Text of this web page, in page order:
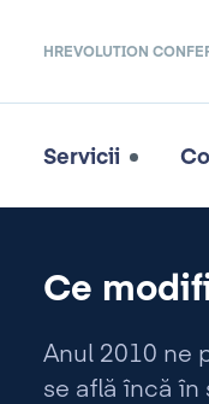
HREVOLUTION
Servicii
Ce
Anul 2010 ne
se află încă în